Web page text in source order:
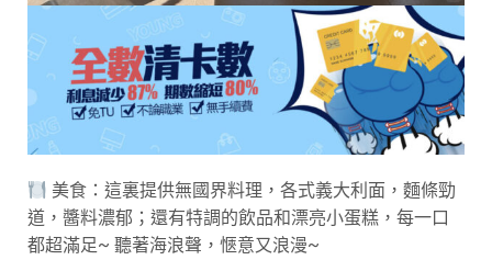
美食：這裏提供無國界料理，各式義大利面，麵條勁
道，醬料濃郁；還有特調的飲品和漂亮小蛋糕，每一口
都超滿足~ 聽著海浪聲，愜意又浪漫~